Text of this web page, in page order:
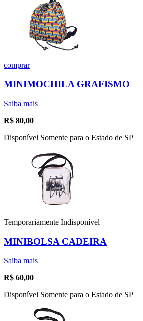
comprar
MINIMOCHILA GRAFISMO
Saiba mais
R$ 80,00
Disponível Somente para o Estado de SP
Temporariamente Indisponível
MINIBOLSA CADEIRA
Saiba mais
R$ 60,00
Disponível Somente para o Estado de SP